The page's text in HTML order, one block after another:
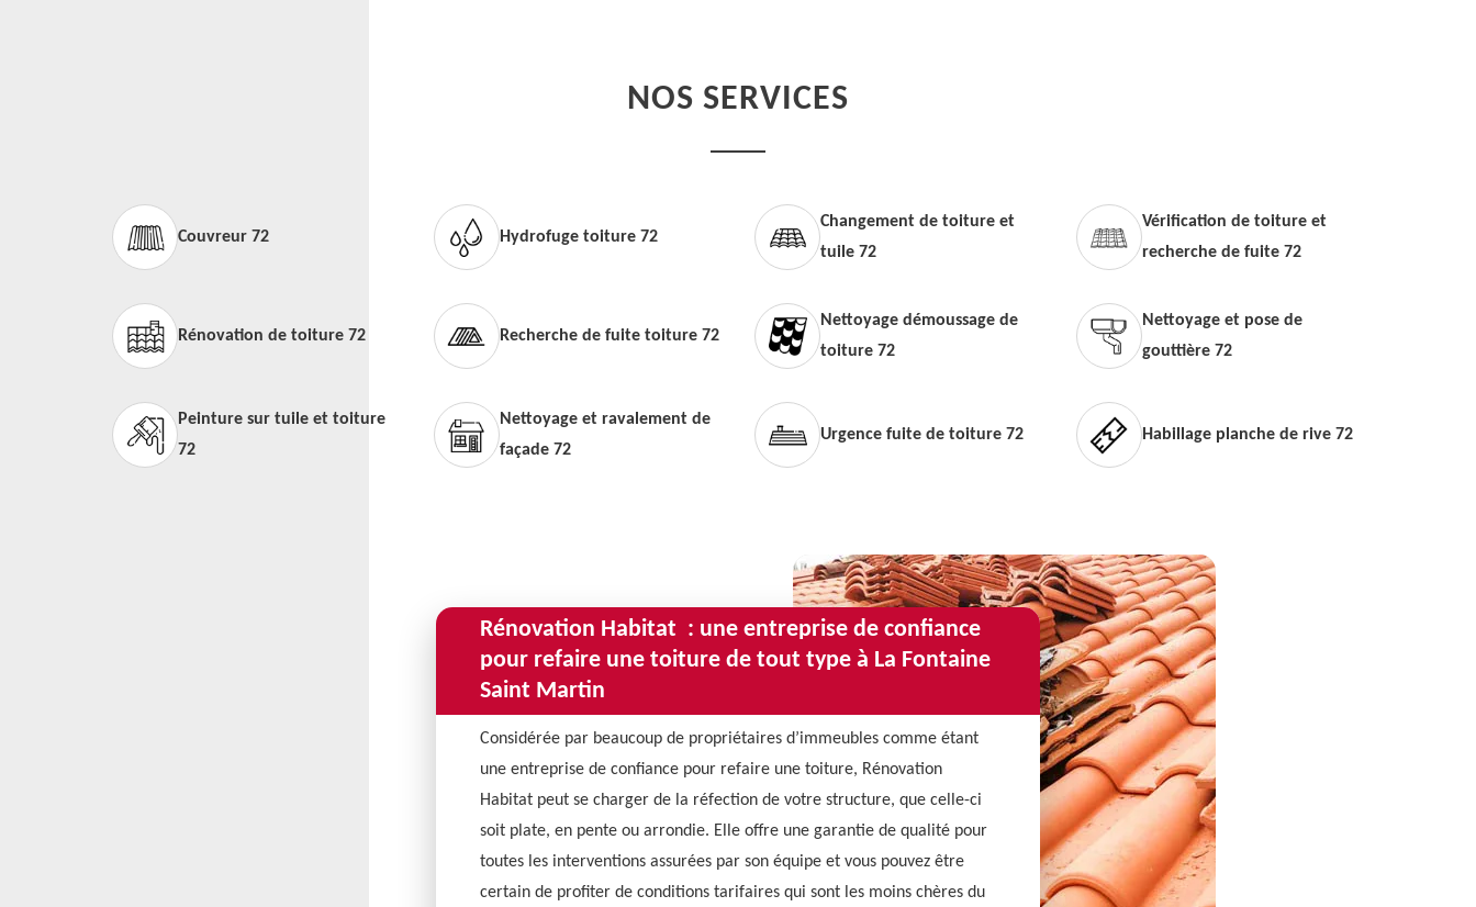
NOS SERVICES
Couvreur 72 Hydrofuge toiture 72
Changement de toiture et
tuile 72
Vérification de toiture et
recherche de fuite 72
Rénovation de toiture 72 Recherche de fuite toiture 72
Nettoyage démoussage de
toiture 72
Nettoyage et pose de
gouttière 72
Peinture sur tuile et toiture
72
Nettoyage et ravalement de
façade 72
Urgence fuite de toiture 72 Habillage planche de rive 72
Rénovation Habitat : une entreprise de confiance
pour refaire une toiture de tout type à La Fontaine
Saint Martin
Considérée par beaucoup de propriétaires d’immeubles comme étant
une entreprise de confiance pour refaire une toiture, Rénovation
Habitat peut se charger de la réfection de votre structure, que celle-ci
soit plate, en pente ou arrondie. Elle offre une garantie de qualité pour
toutes les interventions assurées par son équipe et vous pouvez être
certain de profiter de conditions tarifaires qui sont les moins chères du